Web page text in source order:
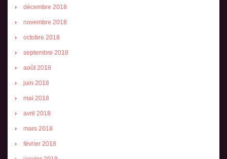
décembre 2018
novembre 2018
octobre 2018
septembre 2018
août 2018
juin 2018
mai 2018
avril 2018
mars 2018
février 2018